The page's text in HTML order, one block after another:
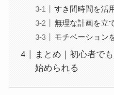
すき間時間を活
無理な計画を立
モチベーション
まとめ｜初心者で
始められる